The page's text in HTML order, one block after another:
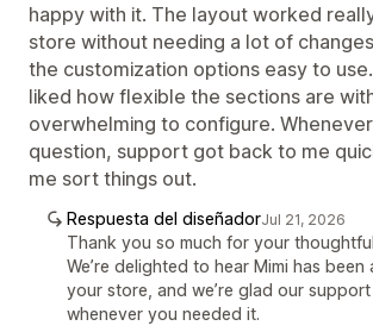
happy with it. The layout worked
store without needing a lot of
the customization options easy to
liked how flexible the sections are
overwhelming to configure.
question, support got back to me
me sort things out.
Respuesta del diseñadorJul 21, 2026
Thank you so much for your
We’re delighted to hear Mimi has
your store, and we’re glad our
whenever you needed it.